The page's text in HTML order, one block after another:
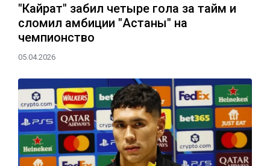
"Кайрат" забил четыре гола за тайм и
сломил амбиции "Астаны" на
чемпионство
05.04.2026